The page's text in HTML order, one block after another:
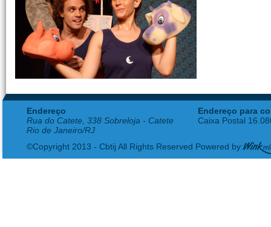
Endereço
Rua do Catete, 338 Sobreloja - Catete
Rio de Janeiro/RJ
Endereço para
Caixa Postal
©Copyright 2013 - Cbtij All Rights Reserved Powered by: